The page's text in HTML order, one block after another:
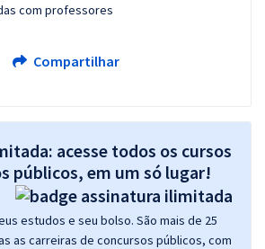
com professores
Compartilhar
acesse todos os cursos
públicos, em um só lugar!
estudos e seu bolso. São mais de 25
as carreiras de concursos públicos, com